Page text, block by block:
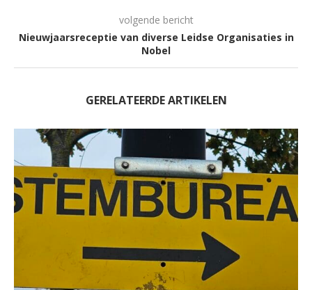
volgende bericht
Nieuwjaarsreceptie van diverse Leidse Organisaties in
Nobel
GERELATEERDE ARTIKELEN